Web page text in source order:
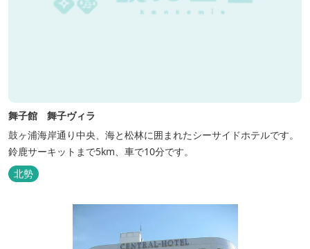
舞子館 舞子ヴィラ
鼓ヶ浦海岸通り中央、海と松林に囲まれたシーサイドホテルです。
鈴鹿サーキットまで5km、車で10分です。
北勢